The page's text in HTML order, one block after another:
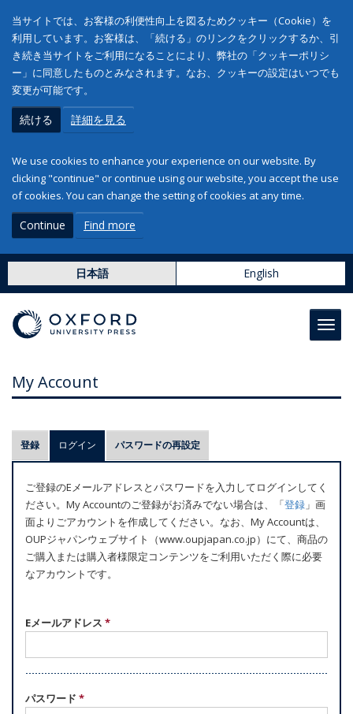
当サイトでは、お客様の利便性向上を図るためクッキー（Cookie）を
利用しています。お客様は、「続ける」のリンクをクリックするか、引
き続き当サイトをご利用になることにより、弊社の「クッキーポリシ
ー」に同意したものとみなされます。なお、クッキーの設定はいつでも
変更が可能です。
続ける 詳細を見る
We use cookies to enhance your experience on our website. By
clicking "continue" or continue using our website, you accept the use
of cookies. You can change the setting of cookies at any time.
Continue Find more
日本語 English
My Account
プ
ラ
マ
リ
ー
タ
ブ
登録 ログイン (アクティブなタブ)
パスワードの再設定
ご登録のEメールアドレスとパスワードを入力してログインしてく
ださい。My Accountのご登録がお済みでない場合は、「登録 」画
面よりごアカウントを作成してください。なお、My Accountは、
OUPジャパンウェブサイト（www.oupjapan.co.jp）にて、商品の
ご購入または購入者様限定コンテンツをご利用いただく際に必要
なアカウントです。
Eメールアドレス *
パスワード *